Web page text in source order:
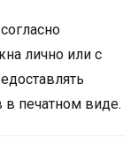
лично или с
в печатном виде.